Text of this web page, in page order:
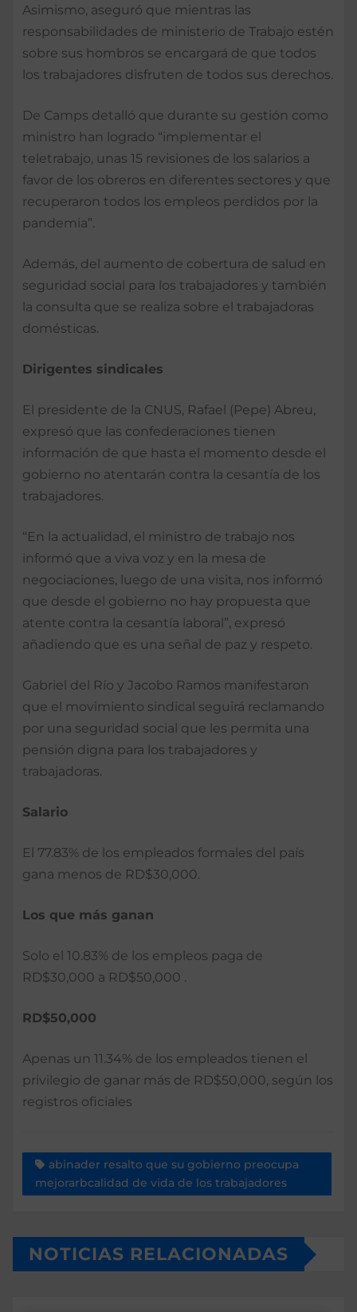
Asimismo, aseguró que mientras las
responsabilidades de ministerio de Trabajo estén
sobre sus hombros se encargará de que todos
los trabajadores disfruten de todos sus derechos.
De Camps detalló que durante su gestión como
ministro han logrado “implementar el
teletrabajo, unas 15 revisiones de los salarios a
favor de los obreros en diferentes sectores y que
recuperaron todos los empleos perdidos por la
pandemia”.
Además, del aumento de cobertura de salud en
seguridad social para los trabajadores y también
la consulta que se realiza sobre el trabajadoras
domésticas.
Dirigentes sindicales
El presidente de la CNUS, Rafael (Pepe) Abreu,
expresó que las confederaciones tienen
información de que hasta el momento desde el
gobierno no atentarán contra la cesantía de los
trabajadores.
“En la actualidad, el ministro de trabajo nos
informó que a viva voz y en la mesa de
negociaciones, luego de una visita, nos informó
que desde el gobierno no hay propuesta que
atente contra la cesantía laboral”, expresó
añadiendo que es una señal de paz y respeto.
Gabriel del Río y Jacobo Ramos manifestaron
que el movimiento sindical seguirá reclamando
por una seguridad social que les permita una
pensión digna para los trabajadores y
trabajadoras.
Salario
El 77.83% de los empleados formales del país
gana menos de RD$30,000.
Los que más ganan
Solo el 10.83% de los empleos paga de
RD$30,000 a RD$50,000 .
RD$50,000
Apenas un 11.34% de los empleados tienen el
privilegio de ganar más de RD$50,000, según los
registros oficiales
abinader resalto que su gobierno preocupa
mejorarbcalidad de vida de los trabajadores
NOTICIAS RELACIONADAS